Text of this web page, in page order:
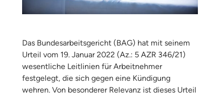
Das Bundesarbeitsgericht (BAG) hat mit seinem
Urteil vom 19. Januar 2022 (Az.: 5 AZR 346/21)
wesentliche Leitlinien für Arbeitnehmer
festgelegt, die sich gegen eine Kündigung
wehren. Von besonderer Relevanz ist dieses Urteil